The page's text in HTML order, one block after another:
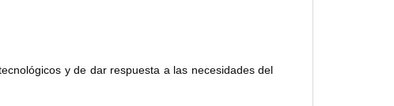
y de dar respuesta a las necesidades del